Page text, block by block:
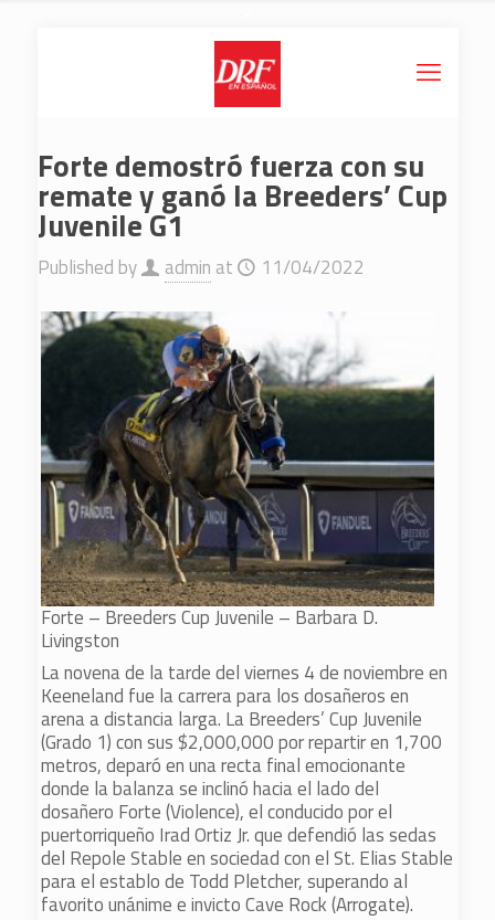
Forte demostró fuerza con su
remate y ganó la Breeders’ Cup
Juvenile G1
Published by admin at 11/04/2022
Forte – Breeders Cup Juvenile – Barbara D.
Livingston
La novena de la tarde del viernes 4 de noviembre en
Keeneland fue la carrera para los dosañeros en
arena a distancia larga. La Breeders’ Cup Juvenile
(Grado 1) con sus $2,000,000 por repartir en 1,700
metros, deparó en una recta final emocionante
donde la balanza se inclinó hacia el lado del
dosañero Forte (Violence), el conducido por el
puertorriqueño Irad Ortiz Jr. que defendió las sedas
del Repole Stable en sociedad con el St. Elias Stable
para el establo de Todd Pletcher, superando al
favorito unánime e invicto Cave Rock (Arrogate).